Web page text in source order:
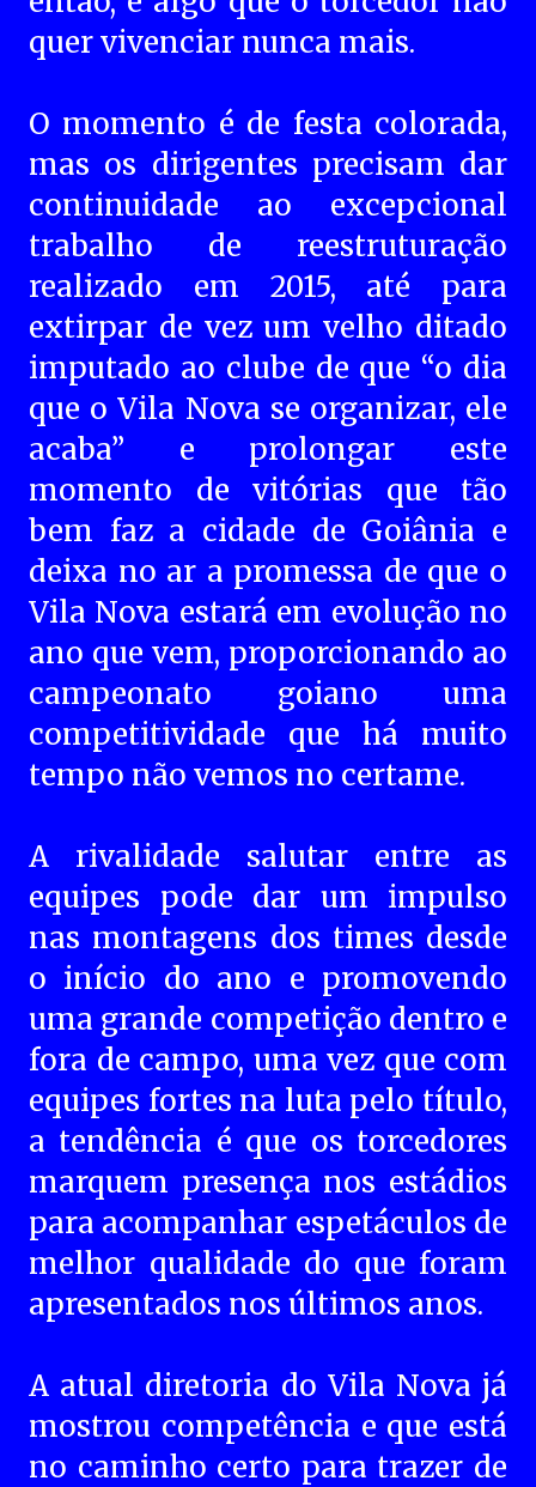
quer vivenciar nunca mais.
O momento é de festa colorada,
mas os dirigentes precisam dar
continuidade ao excepcional
trabalho de reestruturação
realizado em 2015, até para
extirpar de vez um velho ditado
imputado ao clube de que “o dia
que o Vila Nova se organizar, ele
acaba” e prolongar este
momento de vitórias que tão
bem faz a cidade de Goiânia e
deixa no ar a promessa de que o
Vila Nova estará em evolução no
ano que vem, proporcionando ao
campeonato goiano uma
competitividade que há muito
tempo não vemos no certame.
A rivalidade salutar entre as
equipes pode dar um impulso
nas montagens dos times desde
o início do ano e promovendo
uma grande competição dentro e
fora de campo, uma vez que com
equipes fortes na luta pelo título,
a tendência é que os torcedores
marquem presença nos estádios
para acompanhar espetáculos de
melhor qualidade do que foram
apresentados nos últimos anos.
A atual diretoria do Vila Nova já
mostrou competência e que está
no caminho certo para trazer de